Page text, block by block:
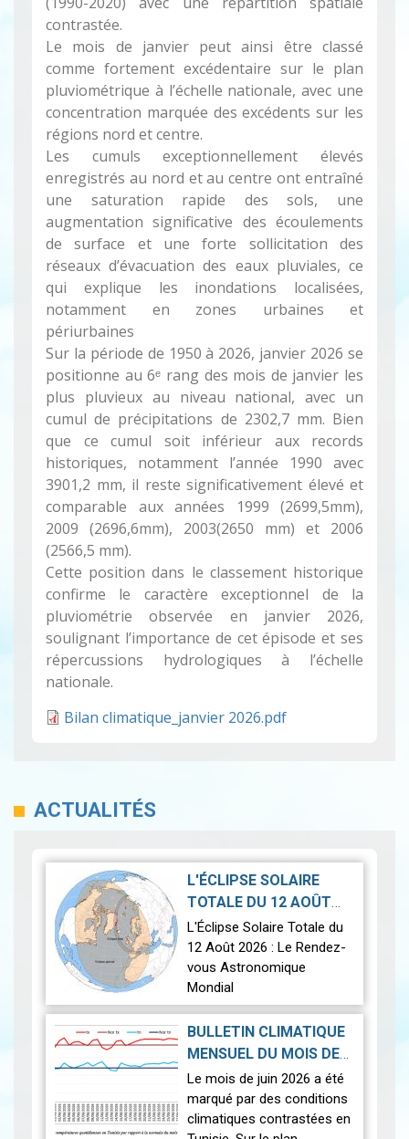
contrastée.
Le mois de janvier peut ainsi être classé
comme fortement excédentaire sur le plan
pluviométrique à l’échelle nationale, avec une
concentration marquée des excédents sur les
régions nord et centre.
Les cumuls exceptionnellement élevés
enregistrés au nord et au centre ont entraîné
une saturation rapide des sols, une
augmentation significative des écoulements
de surface et une forte sollicitation des
réseaux d’évacuation des eaux pluviales, ce
qui explique les inondations localisées,
notamment en zones urbaines et
périurbaines
Sur la période de 1950 à 2026, janvier 2026 se
positionne au 6ᵉ rang des mois de janvier les
plus pluvieux au niveau national, avec un
cumul de précipitations de 2302,7 mm. Bien
que ce cumul soit inférieur aux records
historiques, notamment l’année 1990 avec
3901,2 mm, il reste significativement élevé et
comparable aux années 1999 (2699,5mm),
2009 (2696,6mm), 2003(2650 mm) et 2006
(2566,5 mm).
Cette position dans le classement historique
confirme le caractère exceptionnel de la
pluviométrie observée en janvier 2026,
soulignant l’importance de cet épisode et ses
répercussions hydrologiques à l’échelle
nationale.
Bilan climatique_janvier 2026.pdf
ACTUALITÉS
L'ÉCLIPSE SOLAIRE
TOTALE DU 12 AOÛT
2026|2026-07-21
L'Éclipse Solaire Totale du
12 Août 2026 : Le Rendez-
vous Astronomique
Mondial
Le 12 août 2026, la Terre
connaîtra l'un des
astronomiques les plus
spectaculaires : une…
BULLETIN CLIMATIQUE
MENSUEL DU MOIS DE
JUIN 2026 |2026-07-14
Le mois de juin 2026 a été
marqué par des conditions
climatiques contrastées en